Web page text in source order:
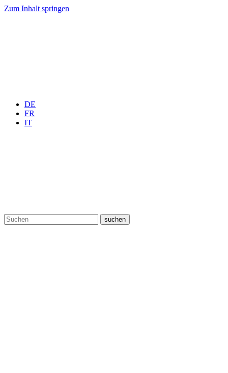
Zum Inhalt springen
DE
FR
IT
suchen